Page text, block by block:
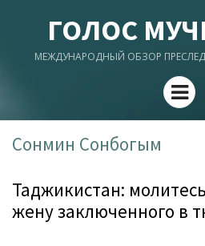
ГОЛОС
МЕЖДУНАРОДНЫЙ ОБЗОР
Menu
Сонмин Сонбогым
Таджикистан:
жену заключенного в